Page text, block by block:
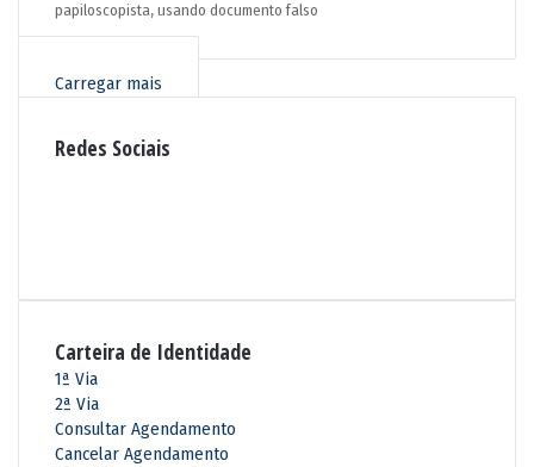
papiloscopista, usando documento falso
Carregar mais
Redes Sociais
b
o
k
T
b
e
s
a
g
r
a
m
Carteira de Identidade
1ª Via
2ª Via
Consultar Agendamento
Cancelar Agendamento